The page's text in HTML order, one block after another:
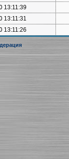
13:11:39
13:11:31
13:11:26